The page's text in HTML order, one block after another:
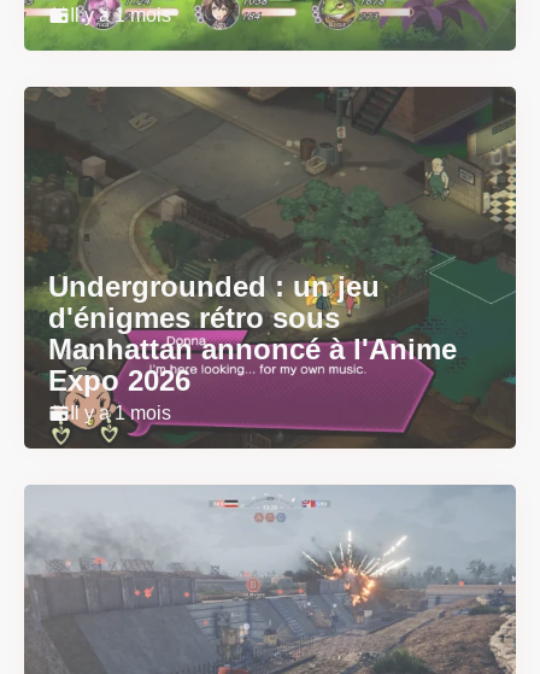
Il y a 1 mois
Undergrounded : un jeu
d'énigmes rétro sous
Manhattan annoncé à l'Anime
Expo 2026
Il y a 1 mois